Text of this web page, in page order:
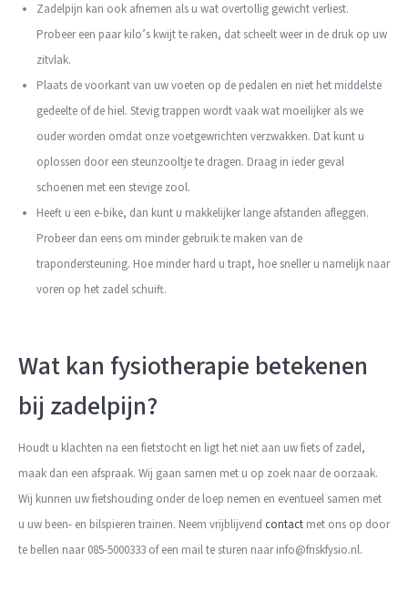
Zadelpijn kan ook afnemen als u wat overtollig gewicht verliest.
Probeer een paar kilo’s kwijt te raken, dat scheelt weer in de druk op uw
zitvlak.
Plaats de voorkant van uw voeten op de pedalen en niet het middelste
gedeelte of de hiel. Stevig trappen wordt vaak wat moeilijker als we
ouder worden omdat onze voetgewrichten verzwakken. Dat kunt u
oplossen door een steunzooltje te dragen. Draag in ieder geval
schoenen met een stevige zool.
Heeft u een e-bike, dan kunt u makkelijker lange afstanden afleggen.
Probeer dan eens om minder gebruik te maken van de
trapondersteuning. Hoe minder hard u trapt, hoe sneller u namelijk naar
voren op het zadel schuift.
Wat kan fysiotherapie betekenen
bij zadelpijn?
Houdt u klachten na een fietstocht en ligt het niet aan uw fiets of zadel,
maak dan een afspraak. Wij gaan samen met u op zoek naar de oorzaak.
Wij kunnen uw fietshouding onder de loep nemen en eventueel samen met
u uw been- en bilspieren trainen. Neem vrijblijvend contact met ons op door
te bellen naar 085-5000333 of een mail te sturen naar info@friskfysio.nl.